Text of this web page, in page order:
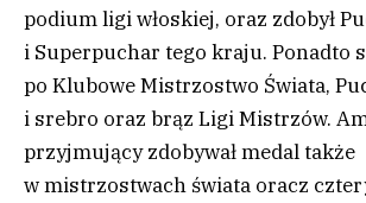
podium ligi włoskiej, oraz zdobył
i Superpuchar tego kraju. Ponadto
po Klubowe Mistrzostwo Świata,
i srebro oraz brąz Ligi Mistrzów.
przyjmujący zdobywał medal także
w mistrzostwach świata oracz